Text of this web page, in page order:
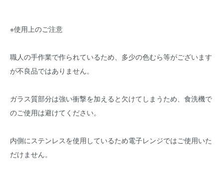
※使用上のご注意
職人の手作業で作られているため、多少の色むら等がございます
が不良品ではありません。
ガラス質部分は強い衝撃を加えると欠けてしまうため、食洗機で
のご使用は避けてください。
内側にステンレスを使用しているため電子レンジではご使用いた
だけません。